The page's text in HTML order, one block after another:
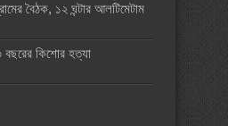
বৈঠক, ১২ ঘন্টার আলটিমেটাম
বছরের কিশোর হত্যা